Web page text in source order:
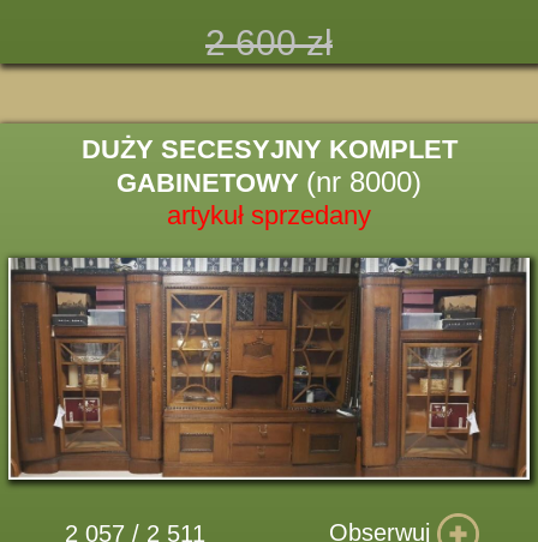
2 600 zł
DUŻY SECESYJNY KOMPLET
GABINETOWY (nr 8000)
artykuł sprzedany
2 057 / 2 511 Obserwuj